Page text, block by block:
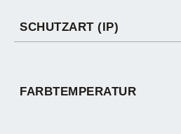
SCHUTZART (IP)
FARBTEMPERATUR